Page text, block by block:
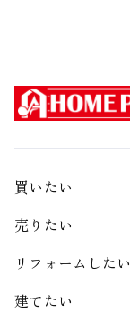
買いたい
売りたい
リフォームしたい
建てたい